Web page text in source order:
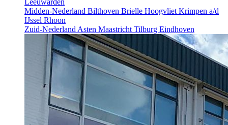
Leeuwarden
Midden-Nederland Bilthoven Brielle HoogvlietKrimpen a/d
IJssel Rhoon
Zuid-NederlandAsten MaastrichtTilburg Eindhoven